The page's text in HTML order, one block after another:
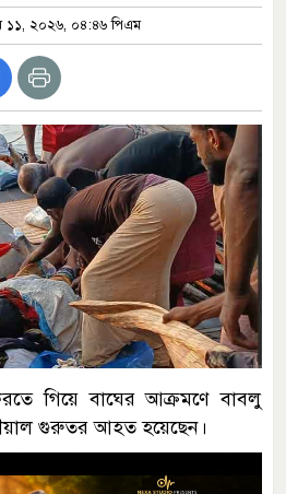
১১, ২০২৬, ০৪:৪৬ পিএম
গিয়ে বাঘের আক্রমণে বাবলু
গুরুতর আহত হয়েছেন।